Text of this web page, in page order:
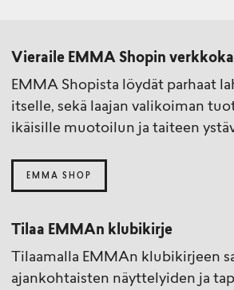
Vieraile EMMA Shopin
EMMA Shopista löydät parhaat
itselle, sekä laajan valikoiman
ikäisille muotoilun ja taiteen
EMMA SHOP
Tilaa EMMAn klubikirje
Tilaamalla EMMAn klubikirjeen
ajankohtaisten näyttelyiden ja